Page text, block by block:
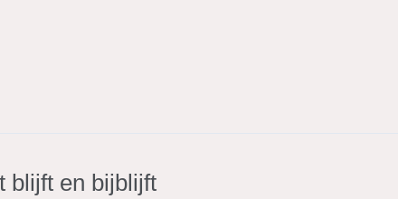
blijft en bijblijft